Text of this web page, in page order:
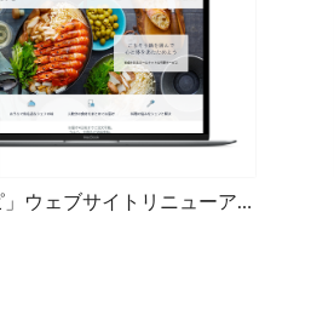
「ごちレピ」ウェブサイトリニューアル